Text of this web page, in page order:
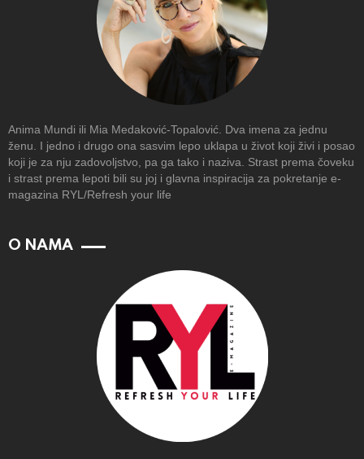
Anima Mundi ili Mia Medaković-Topalović. Dva imena za jednu
ženu. I jedno i drugo ona sasvim lepo uklapa u život koji živi i posao
koji je za nju zadovoljstvo, pa ga tako i naziva. Strast prema čoveku
i strast prema lepoti bili su joj i glavna inspiracija za pokretanje e-
magazina RYL/Refresh your life
O NAMA